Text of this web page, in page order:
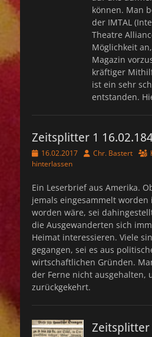
können. Man
der IMTAL
Theatre
Möglichkeit an,
Magazin
kräftiger
ist ein sehr
entstanden.
Zeitsplitter 1
Veröffentlicht
am
16.02.2017 AutorChr. Bastert
hinterlassen
Ein Leserbrief aus Amerika.
jemals eingesammelt
worden wäre, sei
die Ausgewanderten sich
Heimat interessieren. Viele
gegangen, sei es aus
wirtschaftlichen Gründen.
der Ferne nicht ausgehalten,
zurückgekehrt.
Zeitsplitter